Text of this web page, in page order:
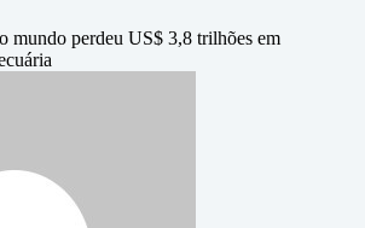
mundo perdeu US$ 3,8 trilhões em